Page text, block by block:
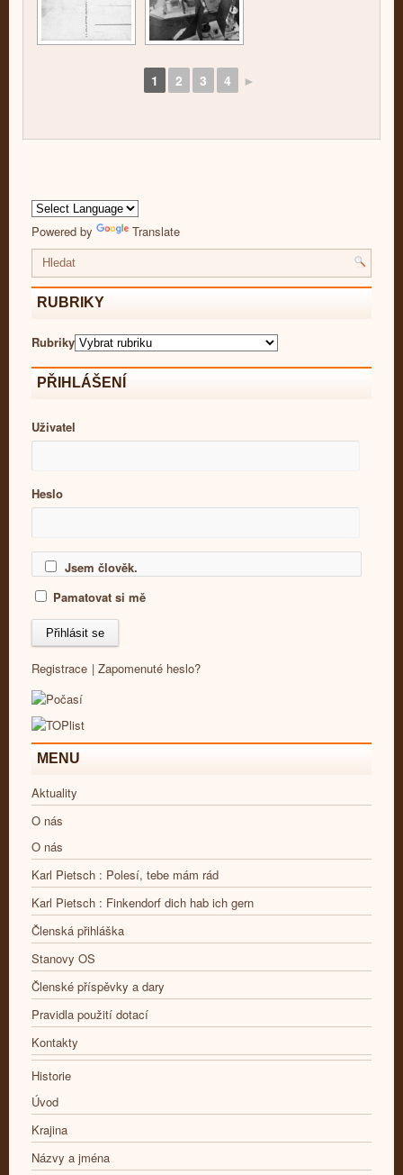
1 2 3 4 ►
Powered by Translate
RUBRIKY
Rubriky
PŘIHLÁŠENÍ
Uživatel
Heslo
Jsem člověk.
Pamatovat si mě
Registrace | Zapomenuté heslo?
MENU
Aktuality
O nás
O nás
Karl Pietsch : Polesí, tebe mám rád
Karl Pietsch : Finkendorf dich hab ich gern
Členská přihláška
Stanovy OS
Členské příspěvky a dary
Pravidla použití dotací
Kontakty
Historie
Úvod
Krajina
Názvy a jména